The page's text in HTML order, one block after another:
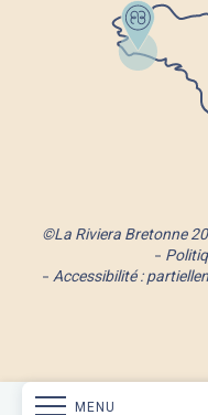
MENU
©La Riviera Bretonne
Accessibilité :